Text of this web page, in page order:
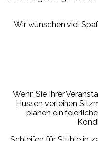
Wir wünschen viel
Wenn Sie Ihrer
Hussen verleihen
planen ein